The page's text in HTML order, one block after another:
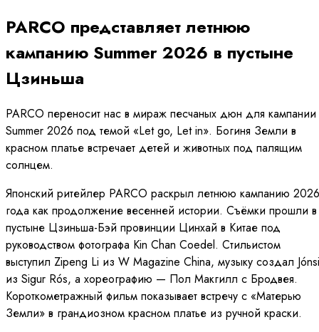
PARCO представляет летнюю
кампанию Summer 2026 в пустыне
Цзиньша
PARCO переносит нас в мираж песчаных дюн для кампании
Summer 2026 под темой «Let go, Let in». Богиня Земли в
красном платье встречает детей и животных под палящим
солнцем.
Японский ритейлер PARCO раскрыл летнюю кампанию 2026
года как продолжение весенней истории. Съёмки прошли в
пустыне Цзиньша-Бэй провинции Цинхай в Китае под
руководством фотографа Kin Chan Coedel. Стильистом
выступил Zipeng Li из W Magazine China, музыку создал Jónsi
из Sigur Rós, а хореографию — Пол Макгилл с Бродвея.
Короткометражный фильм показывает встречу с «Матерью
Земли» в грандиозном красном платье из ручной краски.